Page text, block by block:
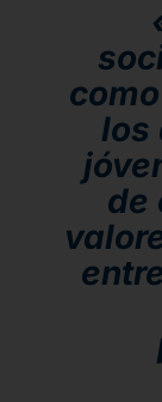
los
de